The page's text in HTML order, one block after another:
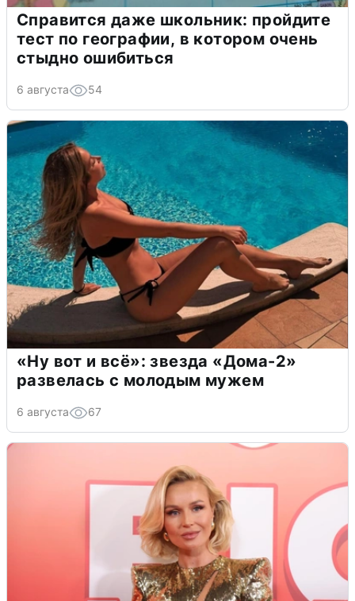
Справится даже школьник: пройдите
тест по географии, в котором очень
стыдно ошибиться
6 августа 54
«Ну вот и всё»: звезда «Дома-2»
развелась с молодым мужем
6 августа 67